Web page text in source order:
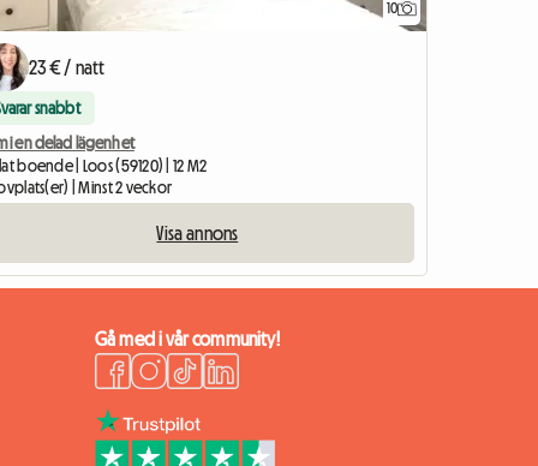
10
23 € / natt
snabbt
i en delad lägenhet
boende | Loos (59120) | 12 M2
| Minst 2 veckor
Visa annons
Gå med i vår community!